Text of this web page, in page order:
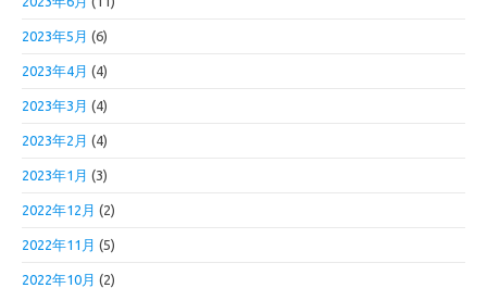
2023年5月 (6)
2023年4月 (4)
2023年3月 (4)
2023年2月 (4)
2023年1月 (3)
2022年12月 (2)
2022年11月 (5)
2022年10月 (2)